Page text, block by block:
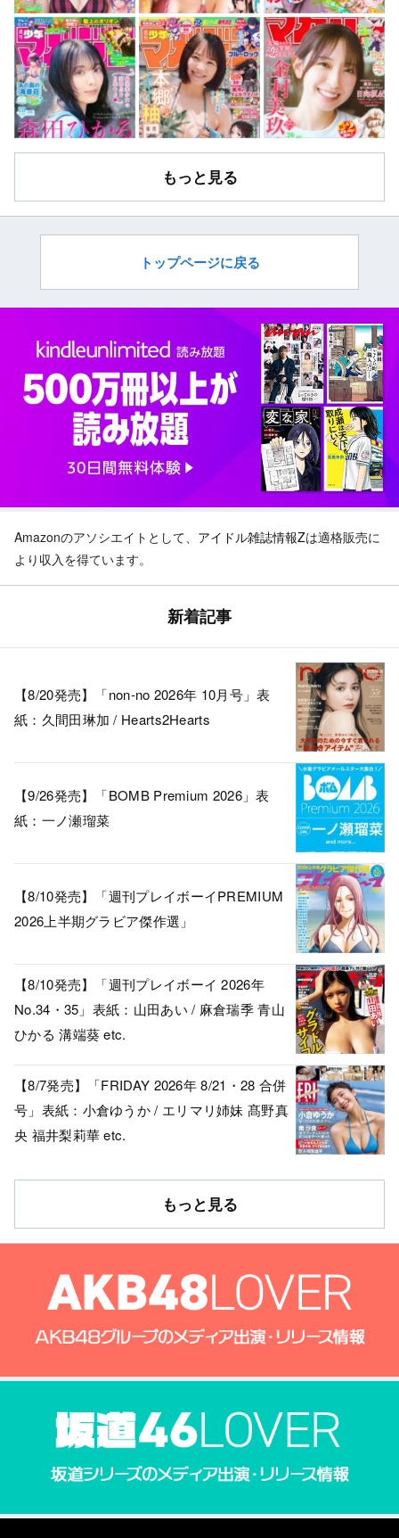
もっと見る
トップページに戻る
Amazonのアソシエイトとして、 アイドル雑誌情報Zは適格販売に
より収入を得ています。
新着記事
【8/20発売】「non-no 2026年 10月号」表
紙：久間田琳加 / Hearts2Hearts
【9/26発売】「BOMB Premium 2026」表
紙：一ノ瀬瑠菜
【8/10発売】「週刊プレイボーイPREMIUM
2026上半期グラビア傑作選」
【8/10発売】「週刊プレイボーイ 2026年
No.34・35」表紙：山田あい / 麻倉瑞季 青山
ひかる 溝端葵 etc.
【8/7発売】「FRIDAY 2026年 8/21・28 合併
号」表紙：小倉ゆうか / エリマリ姉妹 髙野真
央 福井梨莉華 etc.
もっと見る